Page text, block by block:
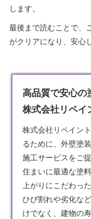
します。
最後まで読むことで、
がクリアになり、安心
高品質で安心の
株式会社リペイ
株式会社リペイン
るために、外壁塗装
施工サービスをご
住まいに最適な塗
上がりにこだわっ
ひび割れや劣化な
けでなく、建物の